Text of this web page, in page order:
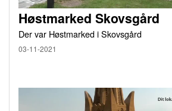
Høstmarked Skovsgård
Der var Høstmarked i Skovsgård
03-11-2021